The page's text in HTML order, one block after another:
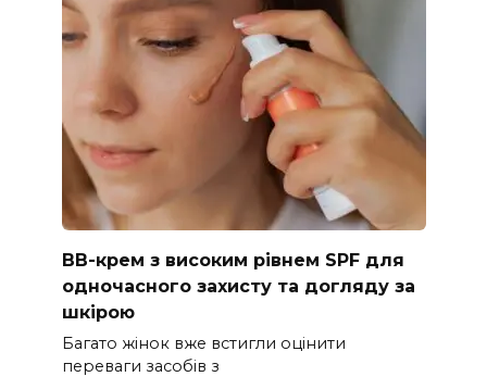
ВВ-крем з високим рівнем SPF для
одночасного захисту та догляду за
шкірою
Багато жінок вже встигли оцінити
переваги засобів з